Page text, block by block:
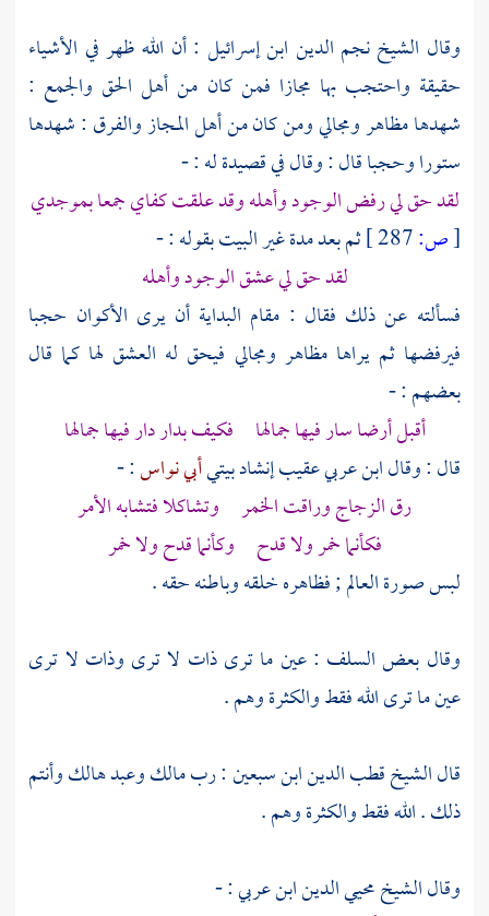
وقال الشيخ نجم الدين ابن إسرائيل : أن الله ظهر في الأشياء
حقيقة واحتجب بها مجازا فمن كان من أهل الحق والجمع :
شهدها مظاهر ومجالي ومن كان من أهل المجاز والفرق : شهدها
ستورا وحجبا قال : وقال في قصيدة له : -
لقد حق لي رفض الوجود وأهله وقد علقت كفاي جمعا بموجدي
[ص:
ثم بعد مدة غير البيت بقوله : -
لقد حق لي عشق الوجود وأهله
فسألته عن ذلك فقال : مقام البداية أن يرى الأكوان حجبا
فيرفضها ثم يراها مظاهر ومجالي فيحق له العشق لها كما قال
بعضهم : -
أقبل أرضا سار فيها جمالها فكيف بدار دار فيها جمالها
قال : وقالابن عربيعقيب إنشاد بيتيأبي نواس: -
رق الزجاج وراقت الخمر وتشاكلا فتشابه الأمر
فكأنما خمر ولا قدح وكأنما قدح ولا خمر
لبس صورة العالم ; فظاهره خلقه وباطنه حقه .
وقال بعض السلف : عين ما ترى ذات لا ترى وذات لا ترى
عين ما ترى الله فقط والكثرة وهم .
قالالشيخ قطب الدين ابن سبعين: رب مالك وعبد هالك وأنتم
ذلك . الله فقط والكثرة وهم .
وقالالشيخ محيي الدين ابن عربي: -